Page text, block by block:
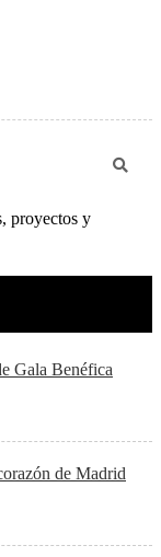
proyectos y
Gala Benéfica
de Madrid